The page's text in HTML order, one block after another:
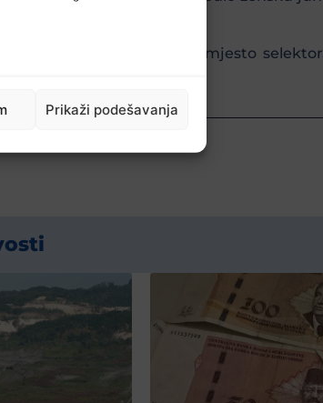
Prikaži podešavanja
i najbolja preporuka za mjesto
i Kup BiH.